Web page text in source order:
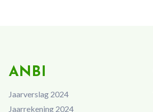
ANBI
Jaarverslag 2024
Jaarrekening 2024